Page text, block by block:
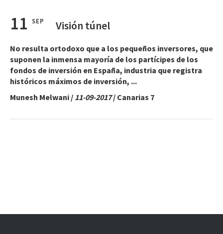
11 SEP Visión túnel
No resulta ortodoxo que a los pequeños inversores, que
suponen la inmensa mayoría de los partícipes de los
fondos de inversión en España, industria que registra
históricos máximos de inversión, ...
Munesh Melwani / 11-09-2017/ Canarias 7